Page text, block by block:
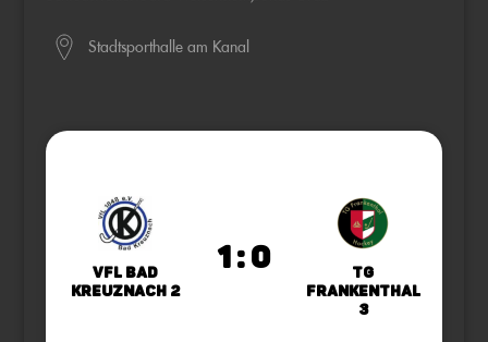
Stadtsporthalle am Kanal
VfL Bad
Kreuznach 2
1 : 0
TG
Frankenthal
3